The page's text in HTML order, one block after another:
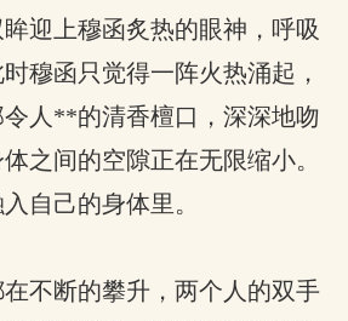
迎上穆函炙热的眼神，呼吸
穆函只觉得一阵火热涌起，
人**的清香檀口，深深地吻
之间的空隙正在无限缩小。
自己的身体里。
不断的攀升，两个人的双手